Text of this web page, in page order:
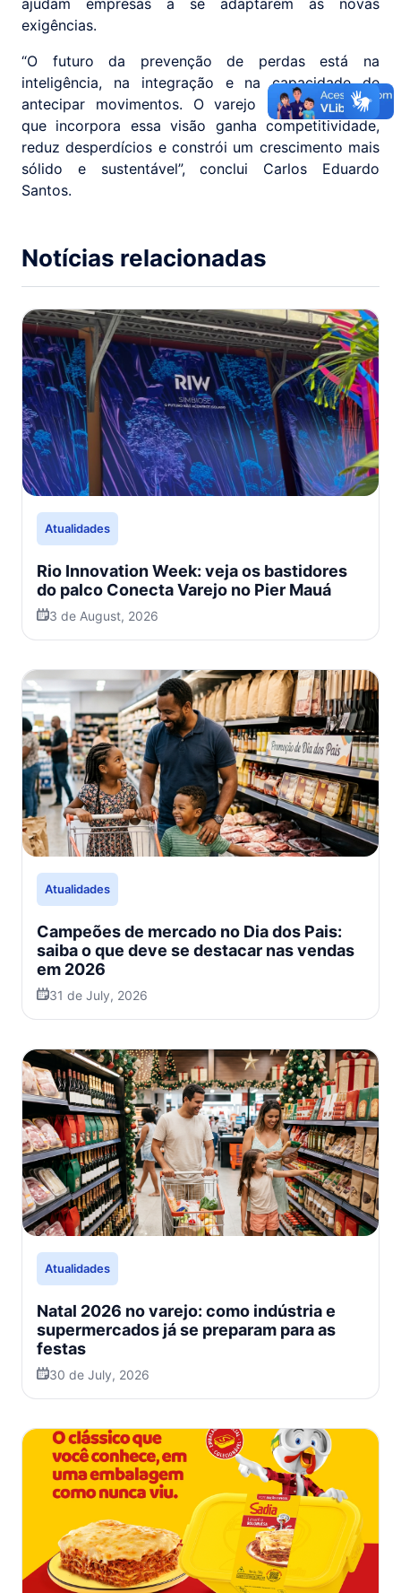
exigências.
“O futuro da prevenção de perdas está na
inteligência, na integração e na capacidade de
antecipar movimentos. O varejo supermercadista
que incorpora essa visão ganha competitividade,
reduz desperdícios e constrói um crescimento mais
sólido e sustentável”, conclui Carlos Eduardo
Santos.
Notícias relacionadas
Atualidades
Rio Innovation Week: veja os bastidores
do palco Conecta Varejo no Pier Mauá
3 de August, 2026
Atualidades
Campeões de mercado no Dia dos Pais:
saiba o que deve se destacar nas vendas
em 2026
31 de July, 2026
Atualidades
Natal 2026 no varejo: como indústria e
supermercados já se preparam para as
festas
30 de July, 2026